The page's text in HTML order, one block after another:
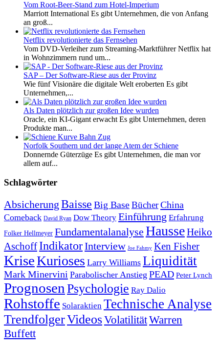
Vom Root-Beer-Stand zum Hotel-Imperium
Marriott International Es gibt Unternehmen, die von Anfang
an groß...
Netflix revolutionierte das Fernsehen
Vom DVD-Verleiher zum Streaming-Marktführer Netflix hat
in Wohnzimmern rund um...
SAP – Der Software-Riese aus der Provinz
Wie fünf Visionäre die digitale Welt eroberten Es gibt
Unternehmen,...
Als Daten plötzlich zur großen Idee wurden
Oracle, ein KI-Gigant erwacht Es gibt Unternehmen, deren
Produkte man...
Norfolk Southern und der lange Atem der Schiene
Donnernde Güterzüge Es gibt Unternehmen, die man vor
allem auf...
Schlagwörter
Absicherung Baisse Big BaseBücherChina
Comeback David Ryan Dow Theory Einführung Erfahrung
Folker Hellmeyer Fundamentalanalyse HausseHeiko
Aschoff IndikatorInterview Joe Fahmy Ken Fisher
KriseKurioses Larry Williams Liquidität
Mark Minervini Parabolischer Anstieg PEAD Peter Lynch
Prognosen Psychologie Ray Dalio
Rohstoffe Solaraktien Technische Analyse
TrendfolgerVideosVolatilitätWarren
Buffett